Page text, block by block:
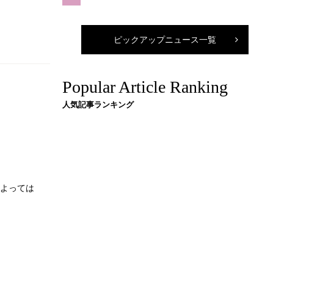
っては
ピックアップニュース一覧
Popular Article Ranking
人気記事ランキング